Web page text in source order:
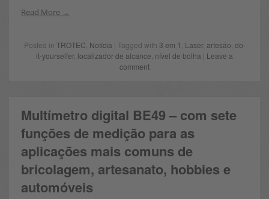
Read More
Posted in TROTEC Notícia | Tagged with 3 em 1 Laser, artesão do-
it-yourselfer, localizador de alcance nível de bolha | Leave a
comment
Multímetro digital BE49 – com sete
funções de medição para as
aplicações mais comuns de
bricolagem, artesanato, hobbies e
automóveis